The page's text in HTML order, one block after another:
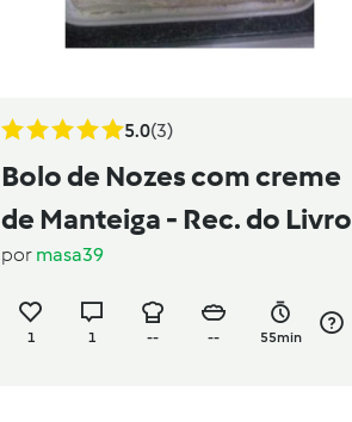
5.0(3)
Bolo de Nozes com creme
de Manteiga - Rec. do Livro
Doces e Sobremesas mas
com creme de manteiga
por masa39
1 1 -- -- 55min